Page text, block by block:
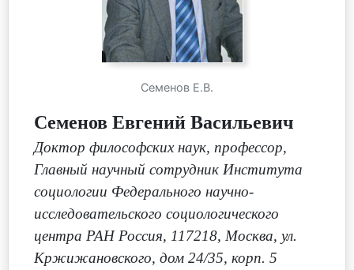
Семенов Е.В.
Семенов Евгений Васильевич
Доктор философских наук, профессор,
Главный научный сотрудник Института
социологии Федерального научно-
исследовательского социологического
центра РАН Россия, 117218, Москва, ул.
Кржижановского, дом 24/35, корп. 5